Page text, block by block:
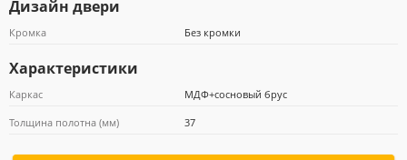
Дизайн двери
Кромка Без кромки
Характеристики
Каркас МДФ+сосновый брус
Толщина полотна (мм) 37